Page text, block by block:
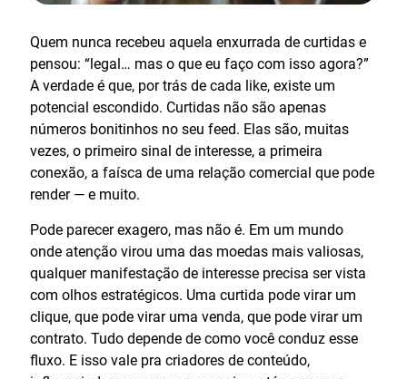
Quem nunca recebeu aquela enxurrada de curtidas e
pensou: “legal… mas o que eu faço com isso agora?”
A verdade é que, por trás de cada like, existe um
potencial escondido. Curtidas não são apenas
números bonitinhos no seu feed. Elas são, muitas
vezes, o primeiro sinal de interesse, a primeira
conexão, a faísca de uma relação comercial que pode
render — e muito.
Pode parecer exagero, mas não é. Em um mundo
onde atenção virou uma das moedas mais valiosas,
qualquer manifestação de interesse precisa ser vista
com olhos estratégicos. Uma curtida pode virar um
clique, que pode virar uma venda, que pode virar um
contrato. Tudo depende de como você conduz esse
fluxo. E isso vale pra criadores de conteúdo,